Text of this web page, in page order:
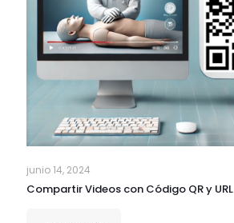
junio 14, 2024
Compartir Videos con Código QR y URL